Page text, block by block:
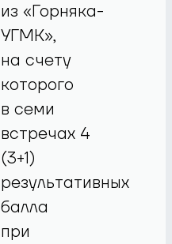
из «Горняка-
УГМК»,
на счету
которого
в семи
встречах 4
(3+1)
результативных
балла
при